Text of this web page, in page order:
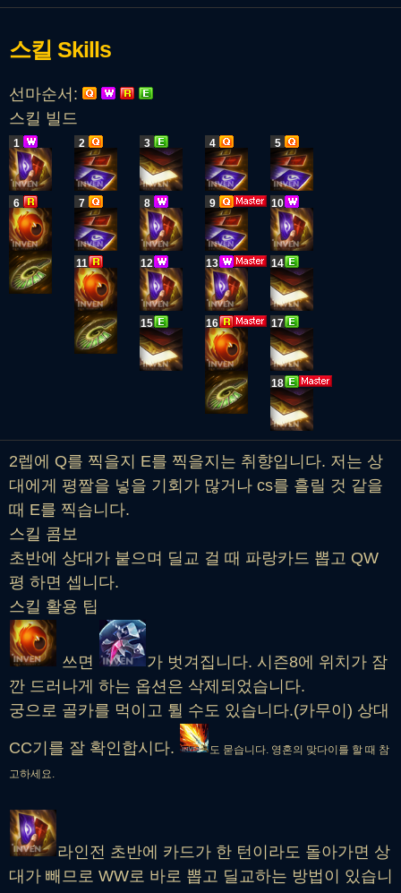
스킬 Skills
선마순서:
스킬 빌드
1 2 3 4 5
6 7 8 9 10
11 12 13 14
15 16 17
18
2렙에 Q를 찍을지 E를 찍을지는 취향입니다. 저는 상
대에게 평짤을 넣을 기회가 많거나 cs를 흘릴 것 같을
때 E를 찍습니다.
스킬 콤보
초반에 상대가 붙으며 딜교 걸 때 파랑카드 뽑고 QW
평 하면 셉니다.
스킬 활용 팁
쓰면
가 벗겨집니다. 시즌8에 위치가 잠
깐 드러나게 하는 옵션은 삭제되었습니다.
궁으로 골카를 먹이고 튈 수도 있습니다.(카무이) 상대
CC기를 잘 확인합시다.
도 묻습니다. 영혼의 맞다이를 할 때 참
고하세요.
라인전 초반에 카드가 한 턴이라도 돌아가면 상
대가 빼므로 WW로 바로 뽑고 딜교하는 방법이 있습니